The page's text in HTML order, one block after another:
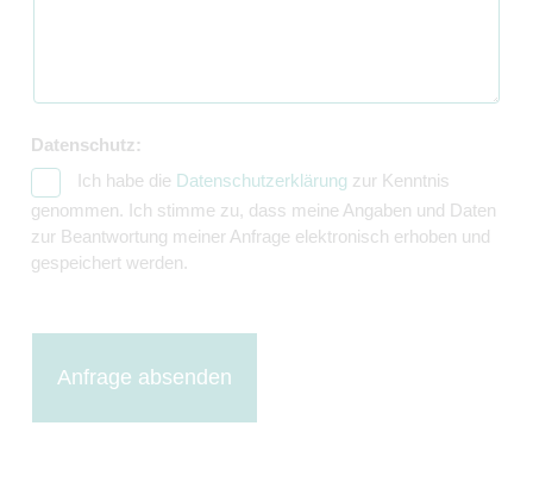
Datenschutz:
Ich habe die Datenschutzerklärung zur Kenntnis
genommen. Ich stimme zu, dass meine Angaben und Daten
zur Beantwortung meiner Anfrage elektronisch erhoben und
gespeichert werden.
Anfrage absenden